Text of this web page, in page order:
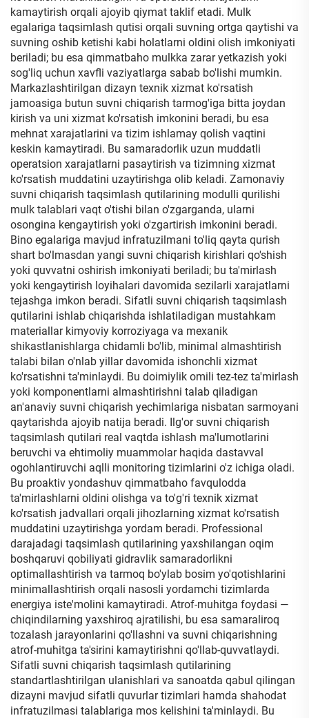
kamaytirish orqali ajoyib qiymat taklif etadi. Mulk
egalariga taqsimlash qutisi orqali suvning ortga qaytishi va
suvning oshib ketishi kabi holatlarni oldini olish imkoniyati
beriladi; bu esa qimmatbaho mulkka zarar yetkazish yoki
sog'liq uchun xavfli vaziyatlarga sabab bo'lishi mumkin.
Markazlashtirilgan dizayn texnik xizmat ko'rsatish
jamoasiga butun suvni chiqarish tarmog'iga bitta joydan
kirish va uni xizmat ko'rsatish imkonini beradi, bu esa
mehnat xarajatlarini va tizim ishlamay qolish vaqtini
keskin kamaytiradi. Bu samaradorlik uzun muddatli
operatsion xarajatlarni pasaytirish va tizimning xizmat
ko'rsatish muddatini uzaytirishga olib keladi. Zamonaviy
suvni chiqarish taqsimlash qutilarining modulli qurilishi
mulk talablari vaqt o'tishi bilan o'zgarganda, ularni
osongina kengaytirish yoki o'zgartirish imkonini beradi.
Bino egalariga mavjud infratuzilmani to'liq qayta qurish
shart bo'lmasdan yangi suvni chiqarish kirishlari qo'shish
yoki quvvatni oshirish imkoniyati beriladi; bu ta'mirlash
yoki kengaytirish loyihalari davomida sezilarli xarajatlarni
tejashga imkon beradi. Sifatli suvni chiqarish taqsimlash
qutilarini ishlab chiqarishda ishlatiladigan mustahkam
materiallar kimyoviy korroziyaga va mexanik
shikastlanishlarga chidamli bo'lib, minimal almashtirish
talabi bilan o'nlab yillar davomida ishonchli xizmat
ko'rsatishni ta'minlaydi. Bu doimiylik omili tez-tez ta'mirlash
yoki komponentlarni almashtirishni talab qiladigan
an'anaviy suvni chiqarish yechimlariga nisbatan sarmoyani
qaytarishda ajoyib natija beradi. Ilg'or suvni chiqarish
taqsimlash qutilari real vaqtda ishlash ma'lumotlarini
beruvchi va ehtimoliy muammolar haqida dastavval
ogohlantiruvchi aqlli monitoring tizimlarini o'z ichiga oladi.
Bu proaktiv yondashuv qimmatbaho favqulodda
ta'mirlashlarni oldini olishga va to'g'ri texnik xizmat
ko'rsatish jadvallari orqali jihozlarning xizmat ko'rsatish
muddatini uzaytirishga yordam beradi. Professional
darajadagi taqsimlash qutilarining yaxshilangan oqim
boshqaruvi qobiliyati gidravlik samaradorlikni
optimallashtirish va tarmoq bo'ylab bosim yo'qotishlarini
minimallashtirish orqali nasosli yordamchi tizimlarda
energiya iste'molini kamaytiradi. Atrof-muhitga foydasi —
chiqindilarning yaxshiroq ajratilishi, bu esa samaraliroq
tozalash jarayonlarini qo'llashni va suvni chiqarishning
atrof-muhitga ta'sirini kamaytirishni qo'llab-quvvatlaydi.
Sifatli suvni chiqarish taqsimlash qutilarining
standartlashtirilgan ulanishlari va sanoatda qabul qilingan
dizayni mavjud sifatli quvurlar tizimlari hamda shahodat
infratuzilmasi talablariga mos kelishini ta'minlaydi. Bu